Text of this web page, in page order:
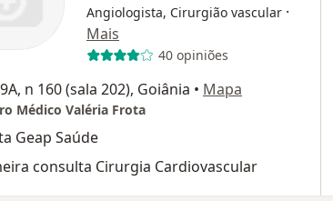
Angiologista, Cirurgião vascular ·
Mais
40 opiniões
n 160 (sala 202), Goiânia • Mapa
Médico Valéria Frota
Geap Saúde
consulta Cirurgia Cardiovascular